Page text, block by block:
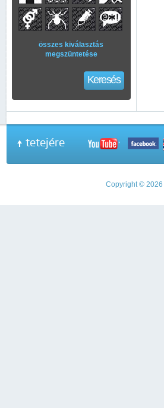
összes kiválasztás
megszüntetése
Keresés
tetejére
Copyright © 2026